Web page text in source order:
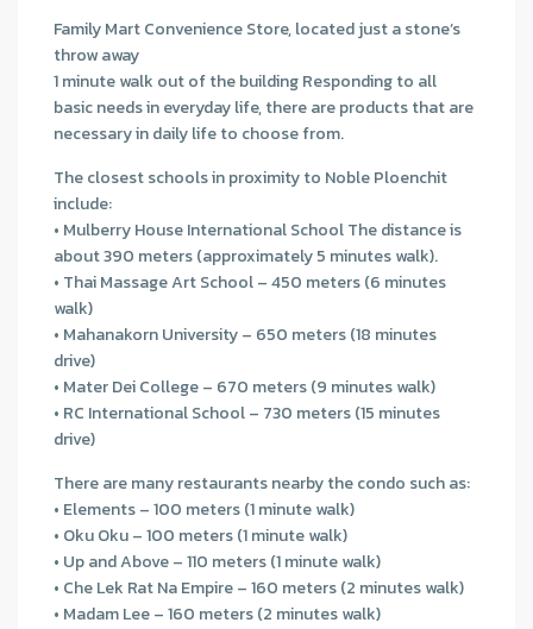
Family Mart Convenience Store, located just a stone’s
throw away
1 minute walk out of the building Responding to all
basic needs in everyday life, there are products that are
necessary in daily life to choose from.
The closest schools in proximity to Noble Ploenchit
include:
• Mulberry House International School The distance is
about 390 meters (approximately 5 minutes walk).
• Thai Massage Art School – 450 meters (6 minutes
walk)
• Mahanakorn University – 650 meters (18 minutes
drive)
• Mater Dei College – 670 meters (9 minutes walk)
• RC International School – 730 meters (15 minutes
drive)
There are many restaurants nearby the condo such as:
• Elements – 100 meters (1 minute walk)
• Oku Oku – 100 meters (1 minute walk)
• Up and Above – 110 meters (1 minute walk)
• Che Lek Rat Na Empire – 160 meters (2 minutes walk)
• Madam Lee – 160 meters (2 minutes walk)